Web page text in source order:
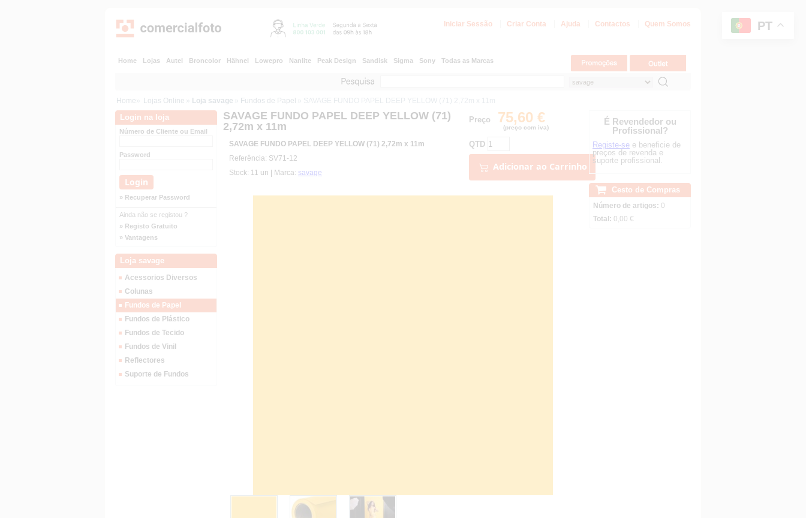
PT
Iniciar Sessão Criar Conta Ajuda Contactos Quem Somos
Home Lojas Autel Broncolor Hähnel Lowepro Nanlite Peak Design Sandisk Sigma Sony Todas as Marcas
Home » Lojas Online » Loja savage » Fundos de Papel » SAVAGE FUNDO PAPEL DEEP YELLOW (71) 2,72m x 11m
Login na loja
Número de Cliente ou Email
Password
» Recuperar Password
Ainda não se registou ?
» Registo Gratuito
» Vantagens
Loja savage
Acessorios Diversos
Colunas
Fundos de Papel
Fundos de Plástico
Fundos de Tecido
Fundos de Vinil
Reflectores
Suporte de Fundos
SAVAGE FUNDO PAPEL DEEP YELLOW (71)
2,72m x 11m
SAVAGE FUNDO PAPEL DEEP YELLOW (71) 2,72m x 11m
Referência: SV71-12
Stock: 11 un | Marca: savage
Preço 75,60 €
(preço com iva)
QTD
Adicionar ao Carrinho
É Revendedor ou
Profissional?
Registe-se e beneficie de
preços de revenda e
suporte profissional.
Cesto de Compras
Número de artigos: 0
Total: 0,00 €